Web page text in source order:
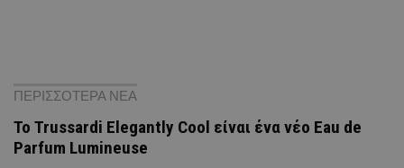
ΠΕΡΙΣΣΟΤΕΡΑ ΝΕΑ
Το Trussardi Elegantly Cool είναι ένα νέο Eau de
Parfum Lumineuse